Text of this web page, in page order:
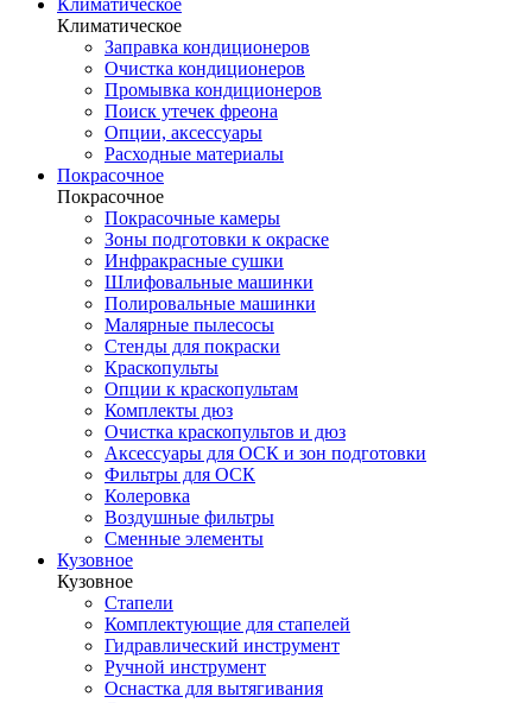
Климатическое
Климатическое
Заправка кондиционеров
Очистка кондиционеров
Промывка кондиционеров
Поиск утечек фреона
Опции, аксессуары
Расходные материалы
Покрасочное
Покрасочное
Покрасочные камеры
Зоны подготовки к окраске
Инфракрасные сушки
Шлифовальные машинки
Полировальные машинки
Малярные пылесосы
Стенды для покраски
Краскопульты
Опции к краскопультам
Комплекты дюз
Очистка краскопультов и дюз
Аксессуары для ОСК и зон подготовки
Фильтры для ОСК
Колеровка
Воздушные фильтры
Сменные элементы
Кузовное
Кузовное
Стапели
Комплектующие для стапелей
Гидравлический инструмент
Ручной инструмент
Оснастка для вытягивания